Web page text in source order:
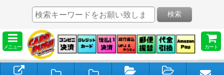
メニュー カート
検索